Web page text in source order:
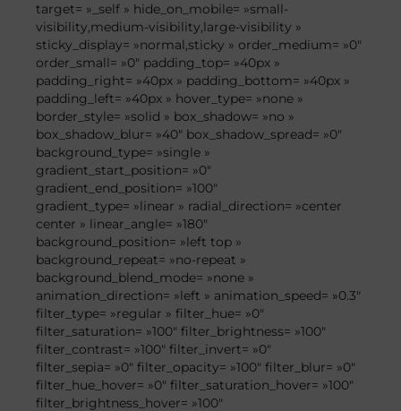
target= »_self » hide_on_mobile= »small-
visibility,medium-visibility,large-visibility »
sticky_display= »normal,sticky » order_medium= »0″
order_small= »0″ padding_top= »40px »
padding_right= »40px » padding_bottom= »40px »
padding_left= »40px » hover_type= »none »
border_style= »solid » box_shadow= »no »
box_shadow_blur= »40″ box_shadow_spread= »0″
background_type= »single »
gradient_start_position= »0″
gradient_end_position= »100″
gradient_type= »linear » radial_direction= »center
center » linear_angle= »180″
background_position= »left top »
background_repeat= »no-repeat »
background_blend_mode= »none »
animation_direction= »left » animation_speed= »0.3″
filter_type= »regular » filter_hue= »0″
filter_saturation= »100″ filter_brightness= »100″
filter_contrast= »100″ filter_invert= »0″
filter_sepia= »0″ filter_opacity= »100″ filter_blur= »0″
filter_hue_hover= »0″ filter_saturation_hover= »100″
filter_brightness_hover= »100″